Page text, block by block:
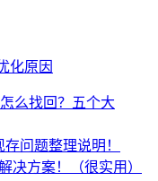
化原因
么找回？五个大
问题整理说明！
决方案！（很实用）